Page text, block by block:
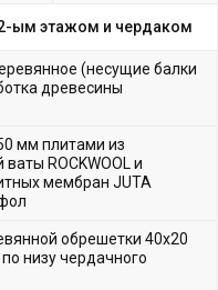
ым этажом и чердаком
(несущие балки
древесины
мм плитами из
ROCKWOOL и
мембран JUTA
обрешетки 40х20
низу чердачного